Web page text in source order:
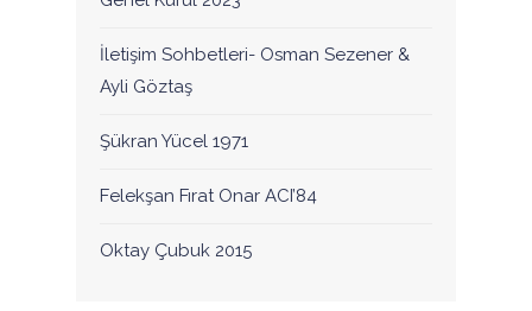
İletişim Sohbetleri- Osman Sezener &
Ayli Göztaş
Şükran Yücel 1971
Felekşan Fırat Onar ACI’84
Oktay Çubuk 2015